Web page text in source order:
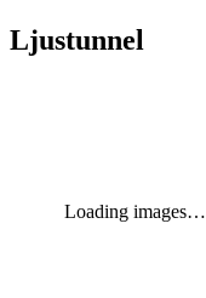
Ljustunnel
Loading images…